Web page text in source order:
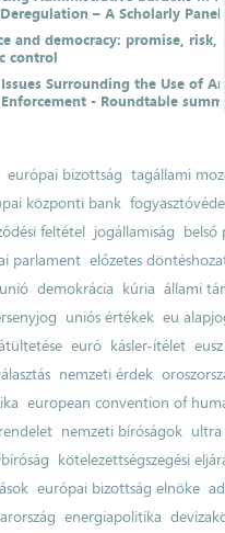
– A Scholarly
and democracy: promise, risk,
control
Surrounding the Use of
- Roundtable
európai bizottság tagállami
központi bank
feltétel jogállamiság belső
parlament előzetes
demokrácia kúria állami
uniós értékek eu
euró kásler-ítélet
nemzeti érdek
european convention of
nemzeti bíróságok ultra
kötelezettségszegési
európai bizottság elnöke
energiapolitika